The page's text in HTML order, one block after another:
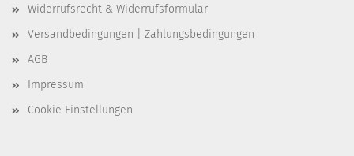
Widerrufsrecht & Widerrufsformular
Versandbedingungen | Zahlungsbedingungen
AGB
Impressum
Cookie Einstellungen